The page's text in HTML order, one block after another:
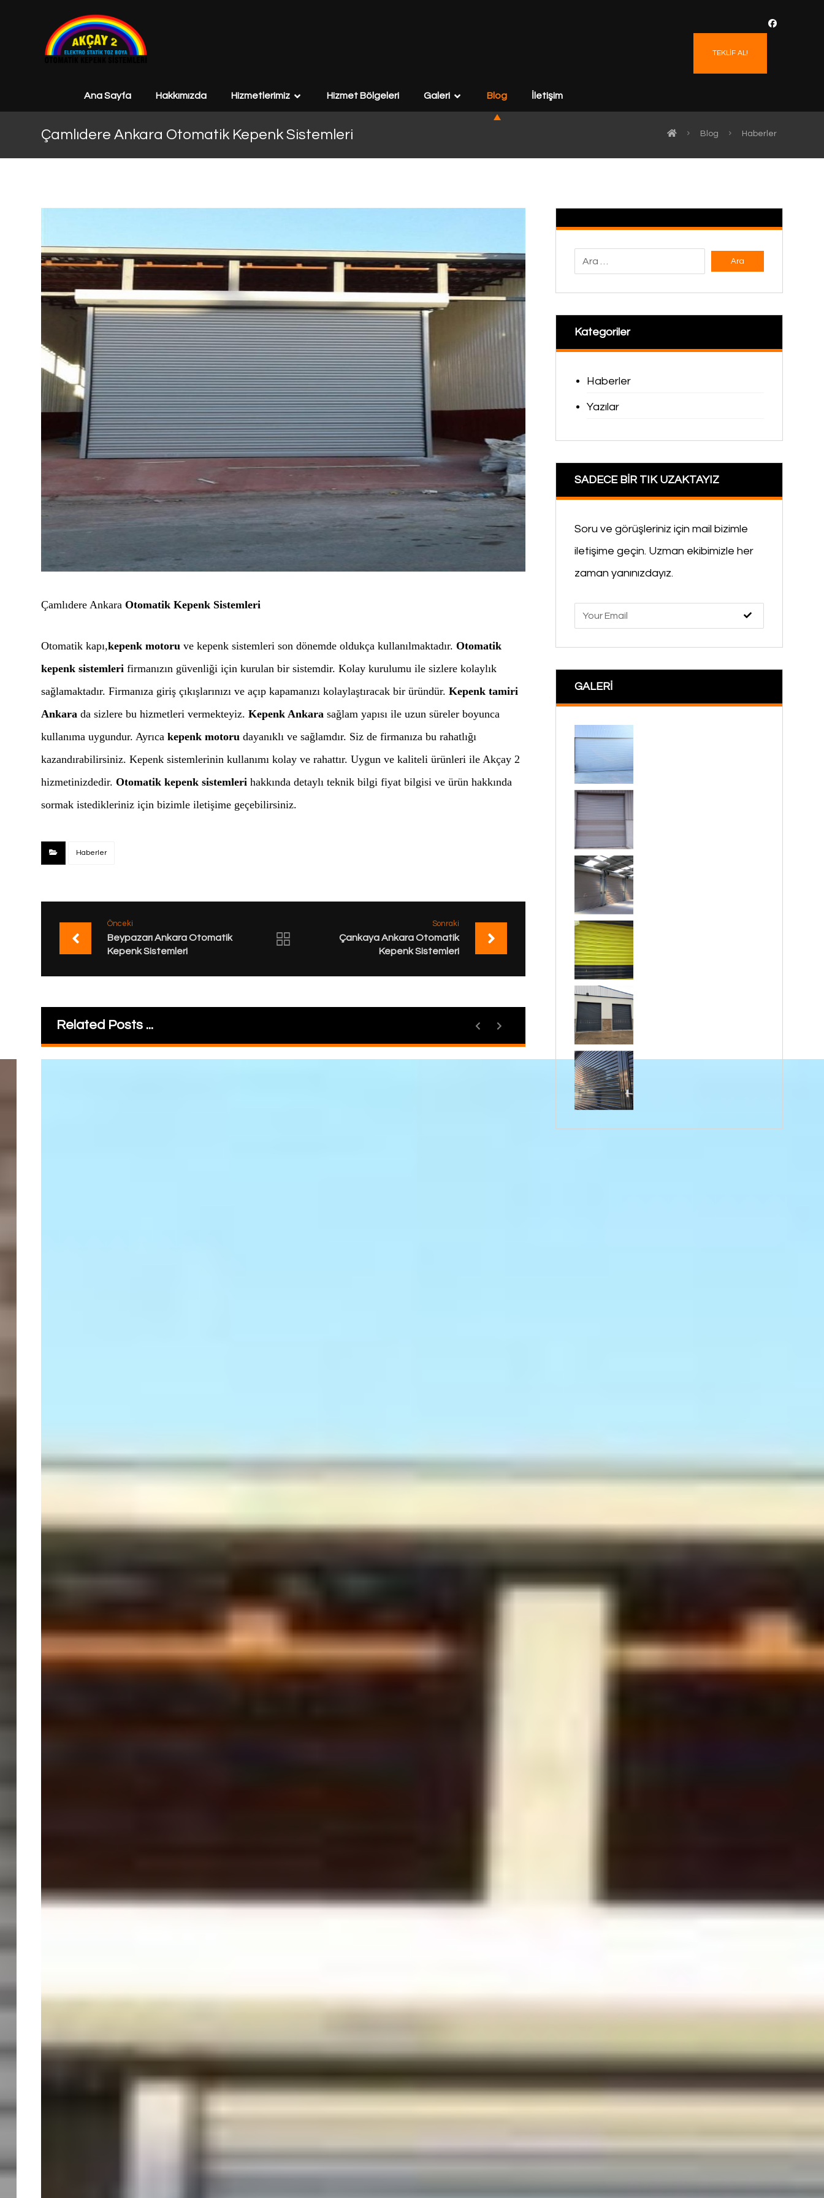
Ana Sayfa Hakkımızda Hizmetlerimiz Hizmet Bölgeleri Galeri Blog İletişim
TEKLİF AL!
Çamlıdere Ankara Otomatik Kepenk Sistemleri Blog Haberler
Çamlıdere AnkaraOtomatik Kepenk Sistemleri
Otomatik kapı,kepenk motoru ve kepenk sistemleri son dönemde oldukça kullanılmaktadır.Otomatik
kepenk sistemleri firmanızın güvenliği için kurulan bir sistemdir. Kolay kurulumu ile sizlere kolaylık
sağlamaktadır. Firmanıza giriş çıkışlarınızı ve açıp kapamanızı kolaylaştıracak bir üründür.Kepenk tamiri
Ankara da sizlere bu hizmetleri vermekteyiz.Kepenk Ankara sağlam yapısı ile uzun süreler boyunca
kullanıma uygundur. Ayrıcakepenk motoru dayanıklı ve sağlamdır. Siz de firmanıza bu rahatlığı
kazandırabilirsiniz. Kepenk sistemlerinin kullanımı kolay ve rahattır. Uygun ve kaliteli ürünleri ile Akçay 2
hizmetinizdedir.Otomatik kepenk sistemleri hakkında detaylı teknik bilgi fiyat bilgisi ve ürün hakkında
sormak istedikleriniz için bizimle iletişime geçebilirsiniz.
Haberler
Önceki
Beypazarı Ankara Otomatik
Kepenk Sistemleri
Sonraki
Çankaya Ankara Otomatik
Kepenk Sistemleri
Related Posts ...
Kategoriler
Haberler
Yazılar
SADECE BİR TIK UZAKTAYIZ
Soru ve görüşleriniz için mail bizimle
iletişime geçin. Uzman ekibimizle her
zaman yanınızdayız.
GALERİ